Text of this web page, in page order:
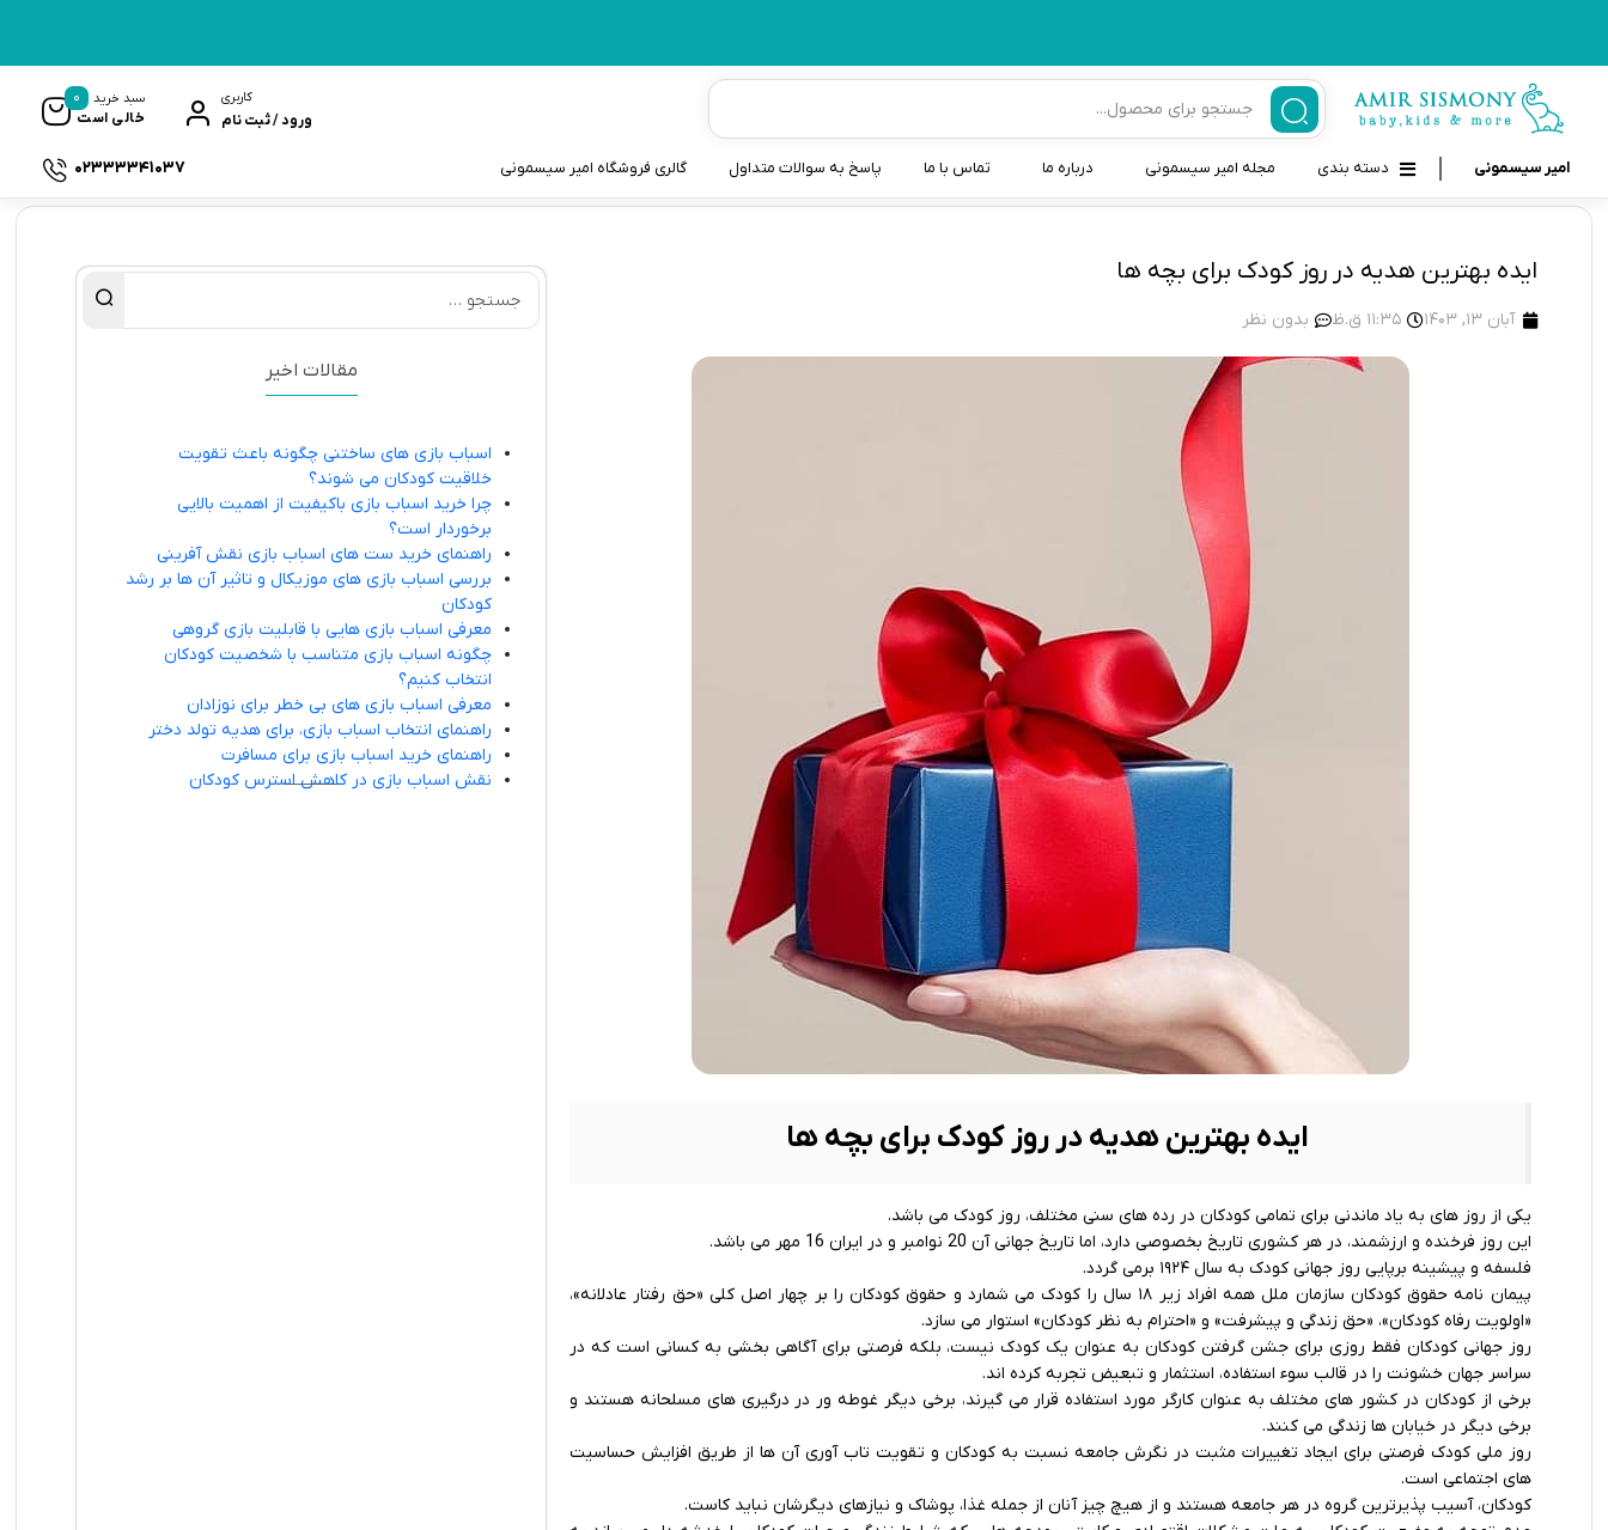
کاربری
ورود / ثبت نام
سبد خرید
خالی است
0
امیر سیسمونی دسته بندی
قیچی ناخنگیر نوزاد و کودک
شانه برس کودک
مسواک و خمیر دندان کودک
تب سنج نوزاد و کودک
رابط و پد سینه
دستگاه بخور سرد کودک
مجله امیر سیسمونی درباره ما تماس با ما پاسخ به سوالات متداول گالری فروشگاه امیر سیسمونی 02333341037
ایده بهترین هدیه در روز کودک برای بچه ها
آبان 13, 1403 11:35 ق.ظ بدون نظر
ایده بهترین هدیه در روز کودک برای بچه ها
یکی از روز های به یاد ماندنی برای تمامی کودکان در رده های سنی مختلف، روز کودک می باشد.
این روز فرخنده و ارزشمند، در هر کشوری تاریخ بخصوصی دارد، اما تاریخ جهانی آن 20 نوامبر و در ایران 16 مهر می باشد.
فلسفه و پیشینه برپایی روز جهانی کودک به سال ۱۹۲۴ برمی گردد.
پیمان ‌نامه‌ حقوق کودکان سازمان ملل همه‌ افراد زیر ۱۸ سال را کودک می ‌شمارد و حقوق کودکان را بر چهار اصل کلی «حق رفتار عادلانه»،
«اولویت رفاه کودکان»، «حق زندگی و پیشرفت» و «احترام به نظر کودکان» استوار می ‌سازد.
روز جهانی کودکان فقط روزی برای جشن گرفتن کودکان به عنوان یک کودک نیست، بلکه فرصتی برای آگاهی ‌بخشی به کسانی است که در
سراسر جهان خشونت را در قالب سوء استفاده، استثمار و تبعیض تجربه کرده ‌اند.
برخی از کودکان در کشور های مختلف به عنوان کارگر مورد استفاده قرار می گیرند، برخی دیگر غوطه‌ ور در درگیری ‌های مسلحانه هستند و
برخی دیگر در خیابان ها زندگی می کنند.
روز ملی کودک فرصتی برای ایجاد تغییرات مثبت در نگرش جامعه نسبت به کودکان و تقویت تاب ‌آوری آن ‌ها از طریق افزایش حساسیت
های اجتماعی است.
کودکان، آسیب پذیرترین گروه در هر جامعه هستند و از هیچ چیز آنان از جمله غذا، پوشاک و نیازهای دیگرشان نباید کاست.
مقالات اخیر
اسباب بازی های ساختنی چگونه باعث تقویت
خلاقیت کودکان می شوند؟
چرا خرید اسباب بازی باکیفیت از اهمیت بالایی
برخوردار است؟
راهنمای خرید ست های اسباب بازی نقش آفرینی
بررسی اسباب بازی های موزیکال و تاثیر آن ها بر رشد
کودکان
معرفی اسباب بازی هایی با قابلیت بازی گروهی
چگونه اسباب بازی متناسب با شخصیت کودکان
انتخاب کنیم؟
معرفی اسباب بازی های بی خطر برای نوزادان
راهنمای انتخاب اسباب بازی، برای هدیه تولد دختر
راهنمای خرید اسباب بازی برای مسافرت
نقش اسباب بازی در کاهش استرس کودکان